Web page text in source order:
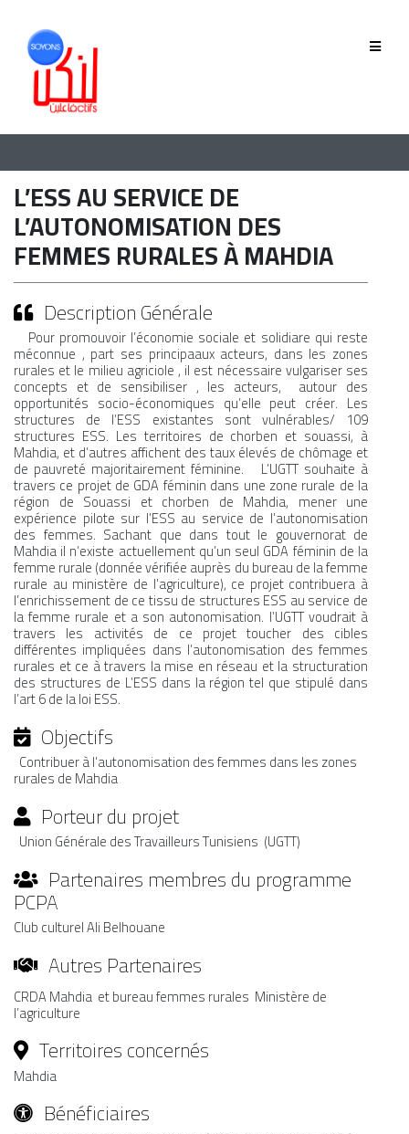
GOUVERNANCE
ÉQUIPE
HISTORIQUE
MEMBRES
PHASE 2019-2022
PHASE 2022-2025
MÉDIA
COMMUNIQUÉ DE PRESSE
PÔLE ISP/ESS
PÔLE ÉDUCATION
L’ESS AU SERVICE DE
L’AUTONOMISATION DES
FEMMES RURALES À MAHDIA
Description Générale
Pour promouvoir l’économie sociale et solidiare qui reste
méconnue , part ses principaaux acteurs, dans les zones
rurales et le milieu agriciole , il est nécessaire vulgariser ses
concepts et de sensibiliser , les acteurs, autour des
opportunités socio-économiques qu’elle peut créer. Les
structures de l’ESS existantes sont vulnérables/ 109
structures ESS. Les territoires de chorben et souassi, à
Mahdia, et d’autres affichent des taux élevés de chômage et
de pauvreté majoritairement féminine. L’UGTT souhaite à
travers ce projet de GDA féminin dans une zone rurale de la
région de Souassi et chorben de Mahdia, mener une
expérience pilote sur l’ESS au service de l’autonomisation
des femmes. Sachant que dans tout le gouvernorat de
Mahdia il n’existe actuellement qu’un seul GDA féminin de la
femme rurale (donnée vérifiée auprès du bureau de la femme
rurale au ministère de l’agriculture), ce projet contribuera à
l’enrichissement de ce tissu de structures ESS au service de
la femme rurale et a son autonomisation. l’UGTT voudrait à
travers les activités de ce projet toucher des cibles
différentes impliquées dans l’autonomisation des femmes
rurales et ce à travers la mise en réseau et la structuration
des structures de L’ESS dans la région tel que stipulé dans
l’art 6 de la loi ESS.
Objectifs
Contribuer à l’autonomisation des femmes dans les zones
rurales de Mahdia
Porteur du projet
Union Générale des Travailleurs Tunisiens (UGTT)
Partenaires membres du programme
PCPA
Club culturel Ali Belhouane
Autres Partenaires
CRDA Mahdia et bureau femmes rurales Ministère de
l’agriculture
Territoires concernés
Mahdia
Bénéficiaires